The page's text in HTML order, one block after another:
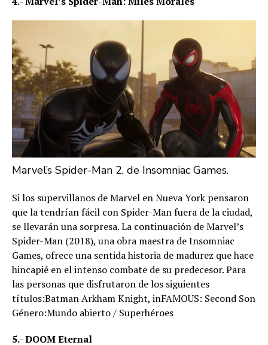
Marvel’s Spider-Man 2, de Insomniac Games.
Si los supervillanos de Marvel en Nueva York pensaron
que la tendrían fácil con Spider-Man fuera de la ciudad,
se llevarán una sorpresa. La continuación de Marvel’s
Spider-Man (2018), una obra maestra de Insomniac
Games, ofrece una sentida historia de madurez que hace
hincapié en el intenso combate de su predecesor. Para
las personas que disfrutaron de los siguientes
títulos:Batman Arkham Knight, inFAMOUS: Second Son
Género:Mundo abierto / Superhéroes
5.- DOOM Eternal